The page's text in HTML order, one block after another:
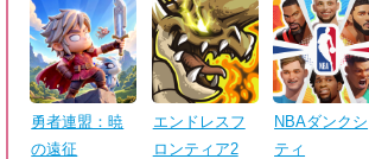
勇者連盟：暁
の遠征
エンドレスフ
ロンティア2
NBAダンクシ
ティ